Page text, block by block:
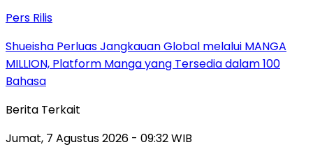
Pers Rilis
Shueisha Perluas Jangkauan Global melalui MANGA
MILLION, Platform Manga yang Tersedia dalam 100
Bahasa
Berita Terkait
Jumat, 7 Agustus 2026 - 09:32 WIB